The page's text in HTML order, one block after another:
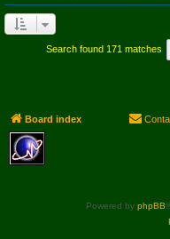
Search found 171 matches
Board index
Powered by phpBB